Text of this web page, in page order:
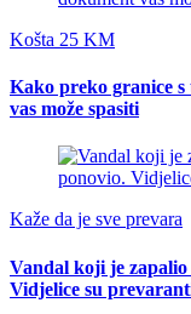
Košta 25 KM
Kako preko granice
vas može spasiti
Kaže da je sve prevara
Vandal koji je zapalio
Vidjelice su